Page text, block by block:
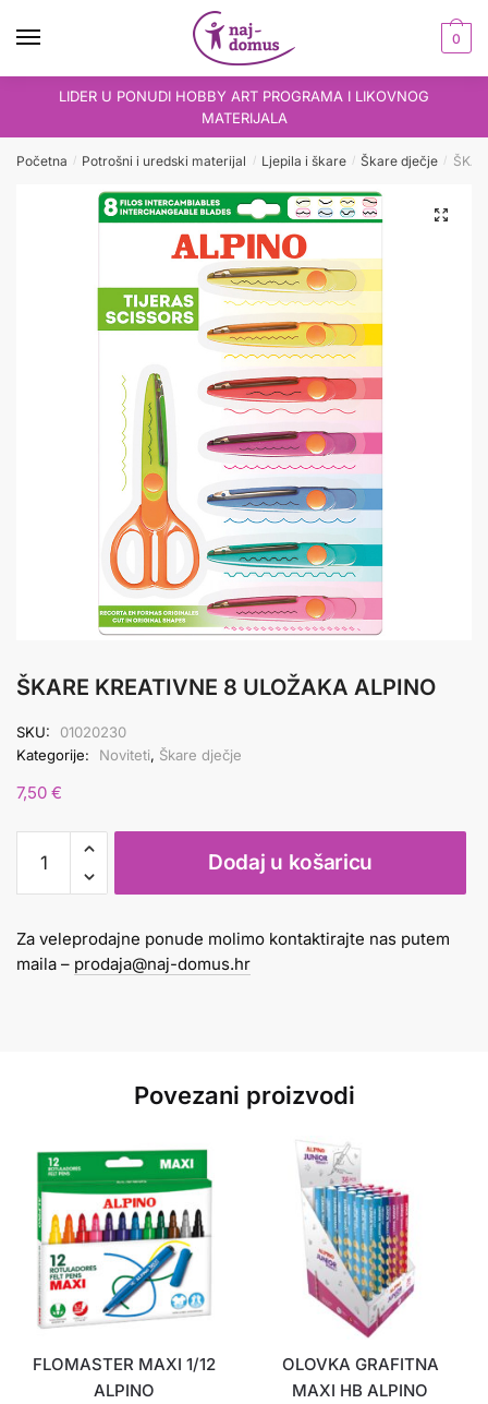
0
LIDER U PONUDI HOBBY ART PROGRAMA I LIKOVNOG
MATERIJALA
Početna / Potrošni i uredski materijal / Ljepila i škare / Škare dječje /
ŠKARE KREATIVNE 8 ULOŽAKA ALPINO
SKU:
01020230
Kategorije:
Noviteti, Škare dječje
7,50 €
KREATIVNE
8
ALPINO
količina
Dodaj u košaricu
Za veleprodajne ponude molimo kontaktirajte nas putem
maila – prodaja@naj-domus.hr
Povezani proizvodi
FLOMASTER MAXI 1/12
ALPINO
OLOVKA GRAFITNA
MAXI HB ALPINO